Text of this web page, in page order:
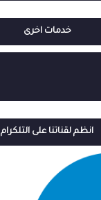
خدمات اخرى
انظم لقناتنا على التلكرام